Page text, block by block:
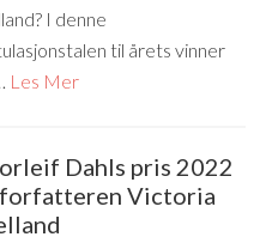
I denne
til årets vinner
Les Mer
Dahls pris 2022
Victoria